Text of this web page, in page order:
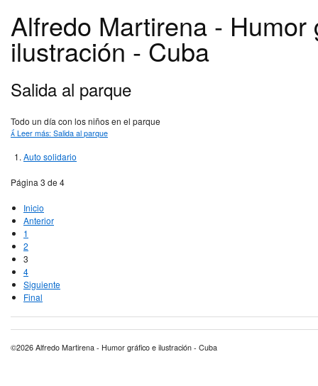
Alfredo Martirena - Humor
ilustración - Cuba
Salida al parque
Todo un día con los niños en el parque
Leer más: Salida al parque
Auto solidario
Página 3 de 4
Inicio
Anterior
1
2
3
4
Siguiente
Final
©2026 Alfredo Martirena - Humor gráfico e ilustración - Cuba